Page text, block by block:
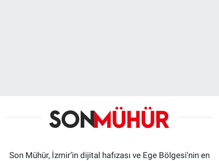
Son Mühür, İzmir’in dijital hafızası ve Ege Bölgesi'nin en